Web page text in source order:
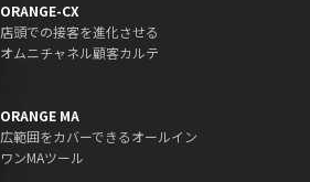
ORANGE-CX
店頭での接客を進化させる
オムニチャネル顧客カルテ
ORANGE MA
広範囲をカバーできるオールイン
ワンMAツール